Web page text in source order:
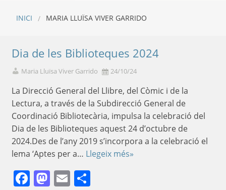
INICI MARIA LLUÏSA VIVER GARRIDO
Dia de les Biblioteques 2024
Maria Lluïsa Viver Garrido 24/10/24
La Direcció General del Llibre, del Còmic i de la
Lectura, a través de la Subdirecció General de
Coordinació Bibliotecària, impulsa la celebració del
Dia de les Biblioteques aquest 24 d’octubre de
2024.Des de l’any 2019 s’incorpora a la celebració el
lema ‘Aptes per a… Llegeix més»
Facebook
Mastodon
Email